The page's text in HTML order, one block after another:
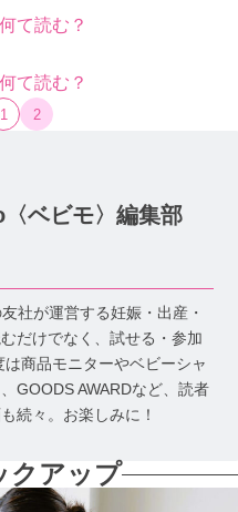
て読む？
て読む？
1 2
ベビモ〉編集部
社が運営する妊娠・出産・
だけでなく、試せる・参加
商品モニターやベビーシャ
GOODS AWARDなど、読者
続々。お楽しみに！
クアップ